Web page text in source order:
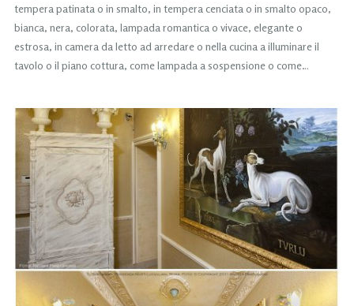
tempera patinata o in smalto, in tempera cenciata o in smalto opaco,
bianca, nera, colorata, lampada romantica o vivace, elegante o
estrosa, in camera da letto ad arredare o nella cucina a illuminare il
tavolo o il piano cottura, come lampada a sospensione o come…